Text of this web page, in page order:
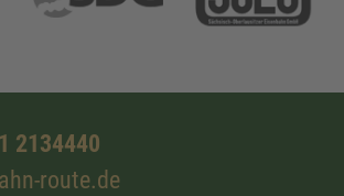
2134440
route.de